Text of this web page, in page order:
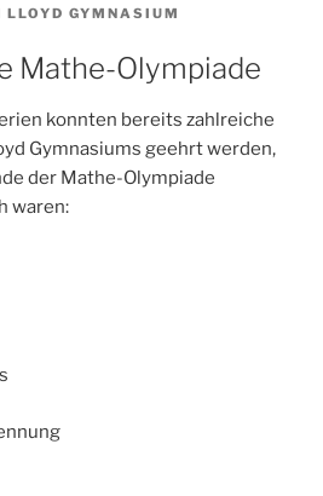
LLOYD GYMNASIUM
Mathe-Olympiade
konnten bereits zahlreiche
Gymnasiums geehrt werden,
der Mathe-Olympiade
waren: